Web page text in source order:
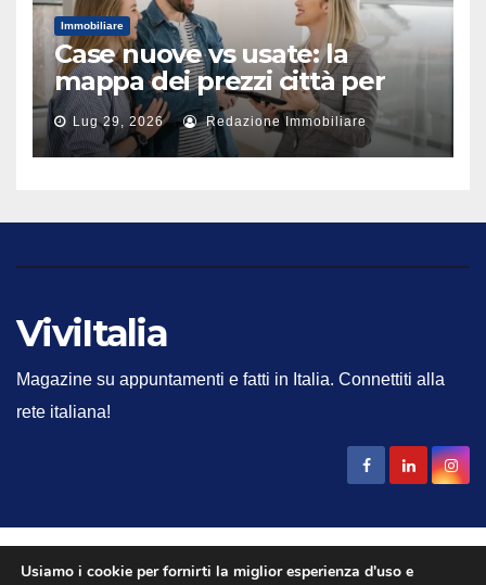
Immobiliare
Case nuove vs usate: la
mappa dei prezzi città per
città
Lug 29, 2026 Redazione Immobiliare
ViviItalia
Magazine su appuntamenti e fatti in Italia. Connettiti alla
rete italiana!
Studio Del Core srl 2025 - Inserto della testata giornalistica
Usiamo i cookie per fornirti la miglior esperienza d'uso e